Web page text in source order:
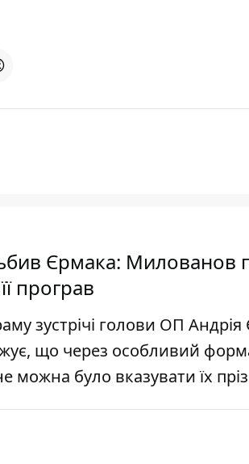
Єрмака: Милованов
програв
зустрічі голови ОП Андрія
що через особливий
можна було вказувати їх